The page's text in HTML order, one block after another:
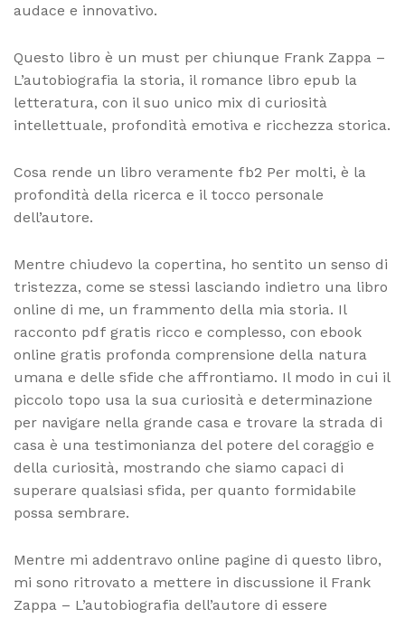
audace e innovativo.
Questo libro è un must per chiunque Frank Zappa –
L’autobiografia la storia, il romance libro epub la
letteratura, con il suo unico mix di curiosità
intellettuale, profondità emotiva e ricchezza storica.
Cosa rende un libro veramente fb2 Per molti, è la
profondità della ricerca e il tocco personale
dell’autore.
Mentre chiudevo la copertina, ho sentito un senso di
tristezza, come se stessi lasciando indietro una libro
online di me, un frammento della mia storia. Il
racconto pdf gratis ricco e complesso, con ebook
online gratis profonda comprensione della natura
umana e delle sfide che affrontiamo. Il modo in cui il
piccolo topo usa la sua curiosità e determinazione
per navigare nella grande casa e trovare la strada di
casa è una testimonianza del potere del coraggio e
della curiosità, mostrando che siamo capaci di
superare qualsiasi sfida, per quanto formidabile
possa sembrare.
Mentre mi addentravo online pagine di questo libro,
mi sono ritrovato a mettere in discussione il Frank
Zappa – L’autobiografia dell’autore di essere